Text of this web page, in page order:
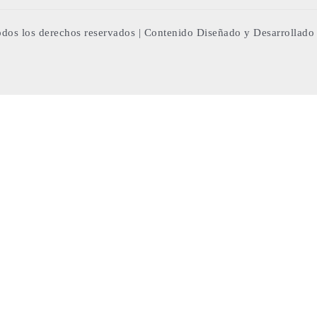
los derechos reservados | Contenido Diseñado y